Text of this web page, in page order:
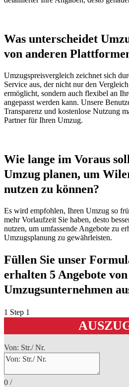
Was unterscheidet
von anderen
Umzugspreisvergleich zeichnet sich
Service aus, der nicht nur den
ermöglicht, sondern auch flexibel an
angepasst werden kann. Unsere
Transparenz und kostenlose Nutzung
Partner für Ihren Umzug.
Wie lange im Voraus
Umzug planen, um
nutzen zu können?
Es wird empfohlen, Ihren Umzug so
mehr Vorlaufzeit Sie haben, desto
nutzen, um umfassende Angebote zu
Umzugsplanung zu gewährleisten.
Füllen Sie unser
erhalten 5 Angebote
Umzugsunternehmen
1 Step 1
Von: Str./ Nr.
0 /